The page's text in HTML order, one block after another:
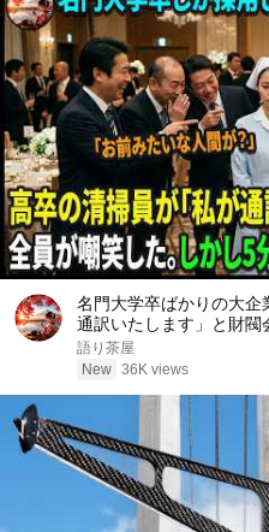
名門大学卒ばかりの大
通訳いたします」と財閥
笑した。しかし5分後、
エピソード#老後の物語 #
語り茶屋
New 36K views